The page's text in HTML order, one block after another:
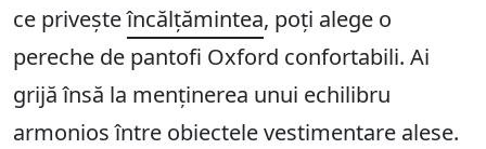
ce priveșteîncălțămintea, poți alege o
pereche de pantofi Oxford confortabili. Ai
grijă însă la menținerea unui echilibru
armonios între obiectele vestimentare alese.